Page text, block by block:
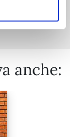
anche: